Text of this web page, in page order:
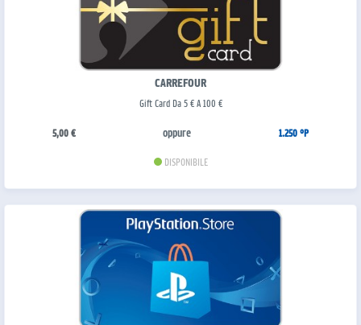
CARREFOUR
Gift Card Da 5 € A 100 €
5,00 € oppure 1.250 °P
DISPONIBILE